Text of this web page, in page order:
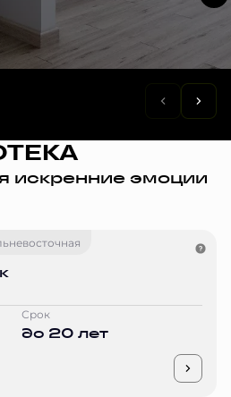
искренние эмоции
Срок
до 20 лет